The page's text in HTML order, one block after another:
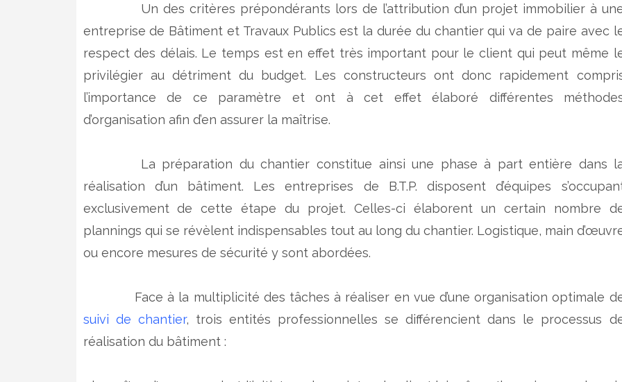
Un des critères prépondérants lors de l’attribution d’un projet immobilier à
entreprise de Bâtiment et Travaux Publics est la durée du chantier qui va de paire avec
respect des délais. Le temps est en effet très important pour le client qui peut même
privilégier au détriment du budget. Les constructeurs ont donc rapidement
l’importance de ce paramètre et ont à cet effet élaboré différentes
d’organisation afin d’en assurer la maîtrise.
La préparation du chantier constitue ainsi une phase à part entière dans
réalisation d’un bâtiment. Les entreprises de B.T.P. disposent d’équipes
exclusivement de cette étape du projet. Celles-ci élaborent un certain nombre
plannings qui se révèlent indispensables tout au long du chantier. Logistique, main
ou encore mesures de sécurité y sont abordées.
Face à la multiplicité des tâches à réaliser en vue d’une organisation optimale
suivi de chantier, trois entités professionnelles se différencient dans le processus
réalisation du bâtiment :